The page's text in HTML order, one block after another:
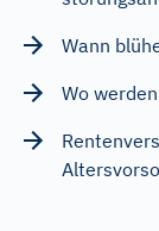
Wann
Wo